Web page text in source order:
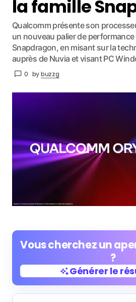
la famille
Qualcomm présente son
un nouveau palier de
Snapdragon, en misant sur la
auprès de Nuvia et visant PC
0 bybuzzg
Vous cherchez un
?
Générer le